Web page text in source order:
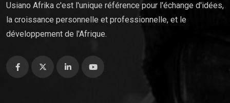
Usiano Afrika c'est l'unique référence pour l'échange d'idées,
la croissance personnelle et professionnelle, et le
développement de l'Afrique.